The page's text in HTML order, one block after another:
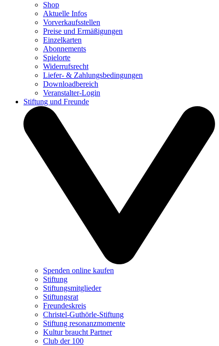
Shop
Aktuelle Infos
Vorverkaufsstellen
Preise und Ermäßigungen
Einzelkarten
Abonnements
Spielorte
Widerrufsrecht
Liefer- & Zahlungsbedingungen
Downloadbereich
Veranstalter-Login
Stiftung und Freunde
Spenden online kaufen
Stiftung
Stiftungsmitglieder
Stiftungsrat
Freundeskreis
Christel-Guthörle-Stiftung
Stiftung resonanzmomente
Kultur braucht Partner
Club der 100